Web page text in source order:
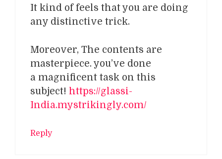
It kind of feels that you are doing
any distinctive trick.
Moreover, The contents are
masterpiece. you’ve done
a magnificent task on this
subject! https://glassi-
India.mystrikingly.com/
Reply